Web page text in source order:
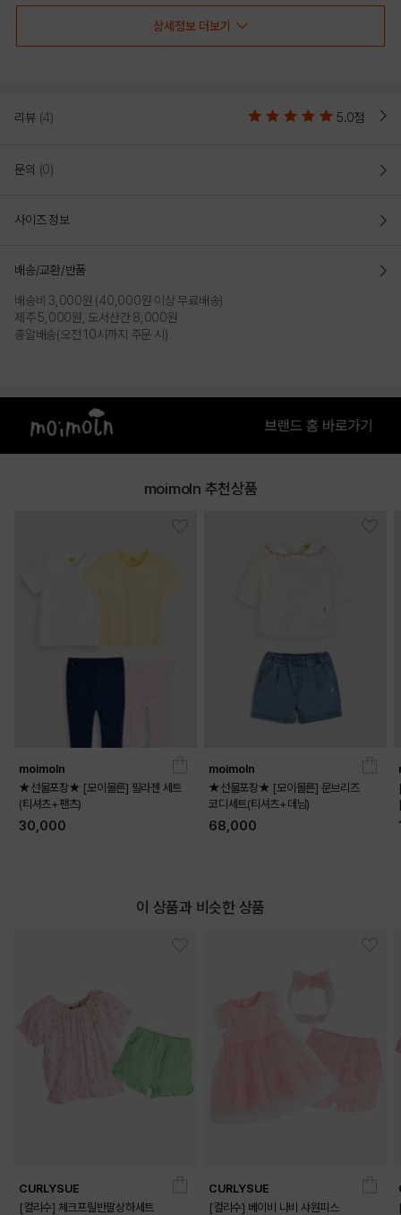
상세정보 더보기
리뷰 (4) 5.0점
문의 (0)
사이즈 정보
배송/교환/반품
배송비 3,000원 (40,000원 이상 무료배송)
제주 5,000원, 도서산간 8,000원
총알배송(오전 10시까지 주문 시)
moimoln 추천상품
moimoln
★선물포장★ [모이몰른] 필라젠 세트
(티셔츠+팬츠)
30,000
moimoln
★선물포장★ [모이몰른] 문브리즈
코디세트(티셔츠+데님)
68,000
이 상품과 비슷한 상품
CURLYSUE
[컬리수] 체크프릴반팔상하세트
CURLYSUE
[컬리수] 베이비 나비 샤원피스